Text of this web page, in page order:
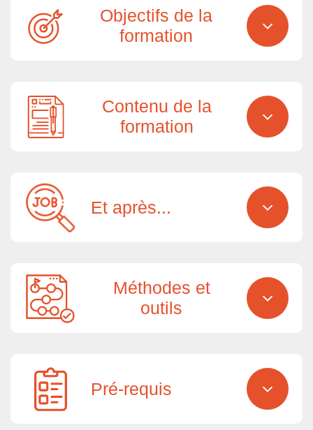
Objectifs de la
formation
Contenu de la
formation
Et après...
Méthodes et
outils
Pré-requis